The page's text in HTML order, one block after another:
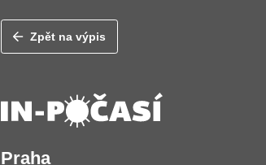
Zpět na výpis
Praha